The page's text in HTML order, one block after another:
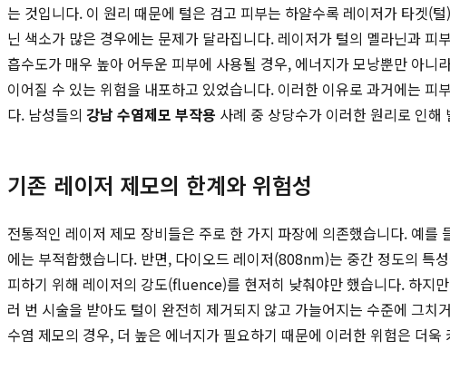
는 것입니다. 이 원리 때문에 털은 검고 피부는 하얄수록 레이저가 타겟(
닌 색소가 많은 경우에는 문제가 달라집니다. 레이저가 털의 멜라닌과
흡수도가 매우 높아 어두운 피부에 사용될 경우, 에너지가 모낭뿐만 아
이어질 수 있는 위험을 내포하고 있었습니다. 이러한 이유로 과거에는
다. 남성들의 강남 수염제모 부작용 사례 중 상당수가 이러한 원리로 인해
기존 레이저 제모의 한계와 위험성
전통적인 레이저 제모 장비들은 주로 한 가지 파장에 의존했습니다. 예
에는 부적합했습니다. 반면, 다이오드 레이저(808nm)는 중간 정도의 특
피하기 위해 레이저의 강도(fluence)를 현저히 낮춰야만 했습니다. 하지
러 번 시술을 받아도 털이 완전히 제거되지 않고 가늘어지는 수준에 그
수염 제모의 경우, 더 높은 에너지가 필요하기 때문에 이러한 위험은 더